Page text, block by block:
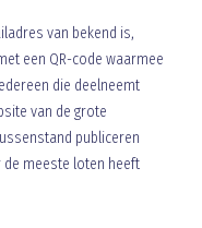
van bekend is,
een QR-code waarmee
die deelneemt
van de grote
publiceren
meeste loten heeft